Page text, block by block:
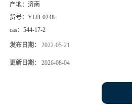
产地： 济南
货号： YLD-0248
cas： 544-17-2
发布日期： 2022-05-21
更新日期： 2026-08-04